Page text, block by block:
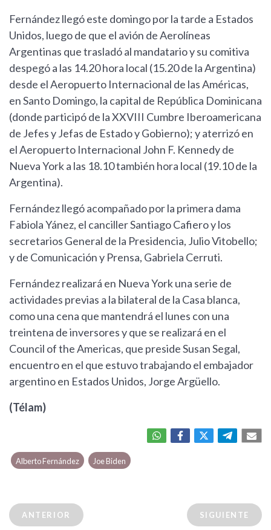
Fernández llegó este domingo por la tarde a Estados
Unidos, luego de que el avión de Aerolíneas
Argentinas que trasladó al mandatario y su comitiva
despegó a las 14.20 hora local (15.20 de la Argentina)
desde el Aeropuerto Internacional de las Américas,
en Santo Domingo, la capital de República Dominicana
(donde participó de la XXVIII Cumbre Iberoamericana
de Jefes y Jefas de Estado y Gobierno); y aterrizó en
el Aeropuerto Internacional John F. Kennedy de
Nueva York a las 18.10 también hora local (19.10 de la
Argentina).
Fernández llegó acompañado por la primera dama
Fabiola Yánez, el canciller Santiago Cafiero y los
secretarios General de la Presidencia, Julio Vitobello;
y de Comunicación y Prensa, Gabriela Cerruti.
Fernández realizará en Nueva York una serie de
actividades previas a la bilateral de la Casa blanca,
como una cena que mantendrá el lunes con una
treintena de inversores y que se realizará en el
Council of the Americas, que preside Susan Segal,
encuentro en el que estuvo trabajando el embajador
argentino en Estados Unidos, Jorge Argüello.
(Télam)
Alberto Fernández Joe Biden
ANTERIOR SIGUIENTE